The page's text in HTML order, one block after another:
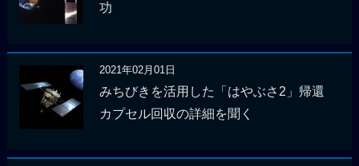
功
2021年02月01日
みちびきを活用した「はやぶさ2」帰還
カプセル回収の詳細を聞く